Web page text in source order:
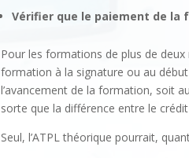
Vérifier que le paiement de
Pour les formations de plus de
formation à la signature ou au
l’avancement de la formation, soit
sorte que la différence entre le
Seul, l’ATPL théorique pourrait,